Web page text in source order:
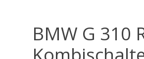
BMW G 310